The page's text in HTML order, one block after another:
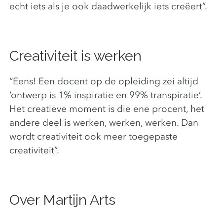
echt iets als je ook daadwerkelijk iets creëert”.
Creativiteit is werken
“Eens! Een docent op de opleiding zei altijd
‘ontwerp is 1% inspiratie en 99% transpiratie’.
Het creatieve moment is die ene procent, het
andere deel is werken, werken, werken. Dan
wordt creativiteit ook meer toegepaste
creativiteit”.
Over Martijn Arts